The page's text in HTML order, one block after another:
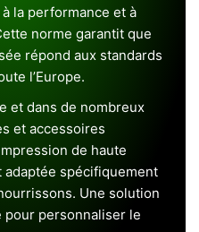
la performance et à
norme garantit que
répond aux standards
l’Europe.
et dans de nombreux
et accessoires
de haute
spécifiquement
Une solution
personnaliser le